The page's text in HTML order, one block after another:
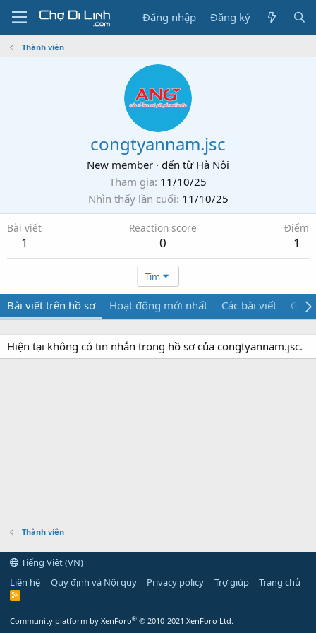
Đăng nhập Đăng ký
Thành viên
congtyannam.jsc
New member · đến từ Hà Nội
Tham gia 11/10/25
Nhìn thấy lần cuối 11/10/25
Bài viết
1
Reaction score
0
Điểm
1
Tìm
Bài viết trên hồ sơ Hoạt động mới nhất Các bài viết Giới
Hiện tại không có tin nhắn trong hồ sơ của congtyannam.jsc.
Thành viên
Tiếng Việt (VN)
Liên hệ
Quy định và Nội quy Privacy policy Trợ giúp Trang chủ
R
Community platform by XenForo® © 2010-2021 XenForo Ltd.